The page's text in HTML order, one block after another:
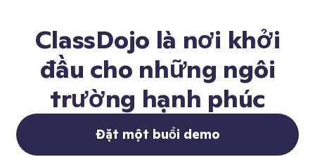
ClassDojo là nơi khởi
đầu cho những ngôi
trường hạnh phúc
Đặt một buổi demo